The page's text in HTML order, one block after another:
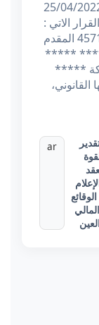
عـ 36719 ـدد: تاريخ القرار: 25/04/2022
الاتي :
بعد الاطلاع على مطلب التعقيب عدد 45714 المقدم
***** *****
*****
ar